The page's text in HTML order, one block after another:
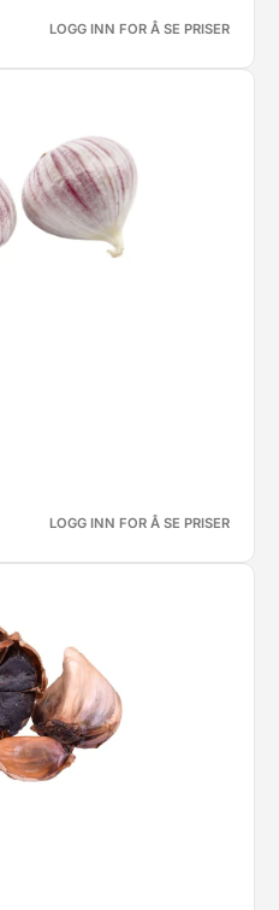
LOGG INN FOR Å SE PRISER
LOGG INN FOR Å SE PRISER